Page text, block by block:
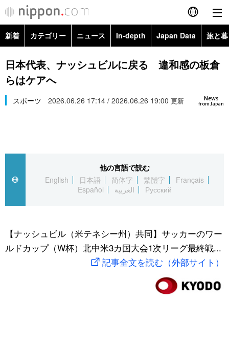
English
简体字
Русский
カテゴリー
経済・ビジネス
国際
文化
トップ
アーカイブ
In-depth
Japan Data
動画/Live
新着 カテゴリー ニュース In-depth Japan Data 旅と
政治・外交
経済・ビジネス
スポーツ・東京2020
Topics
日本代表、ナッシュビルに戻る 違和感の板倉
らはケアへ
News
from Japan
スポーツ 2026.06.26 17:14 / 2026.06.26 19:00 更新
他の言語で読む
English
日本語 简体字 繁體字
Français
Español
العربية Русский
【ナッシュビル（米テネシー州）共同】サッカーのワー
ルドカップ（W杯）北中米3カ国大会1次リーグ最終戦...
記事全文を読む（外部サイト）